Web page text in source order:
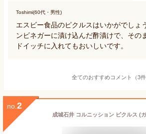
Toshimi(60代・男性)
エスビー食品のピクルスはいかがでしょ
ンビネガーに漬け込んだ酢漬けで、その
ドイッチに入れてもおいしいです。
全てのおすすめコメント（3件
no. 2
成城石井 コルニッション ピクルス (